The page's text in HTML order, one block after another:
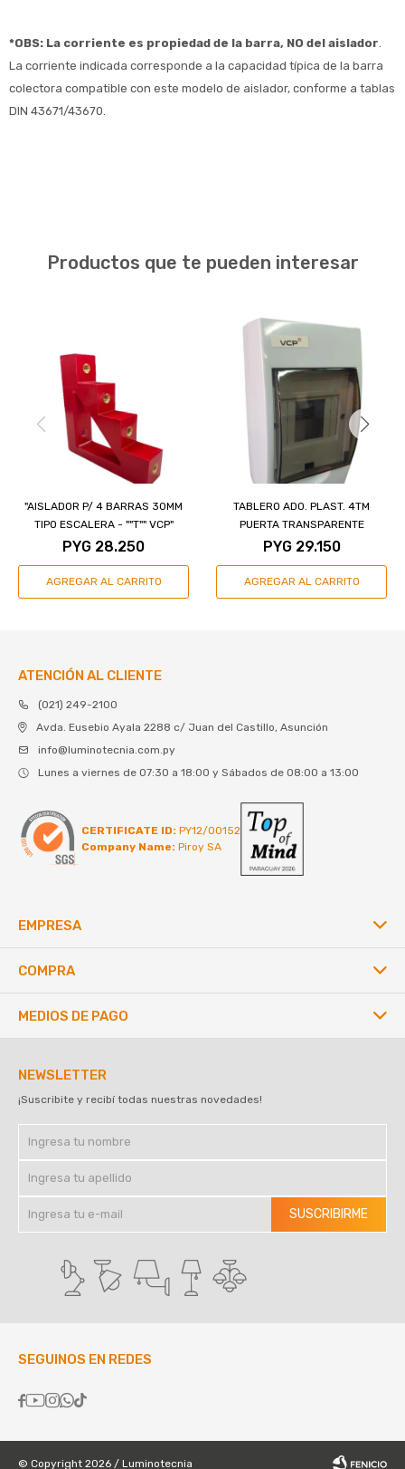
*OBS: La corriente es propiedad de la barra, NO del aislador.
La corriente indicada corresponde a la capacidad típica de la barra
colectora compatible con este modelo de aislador, conforme a tablas
DIN 43671/43670.
Productos que te pueden interesar
"AISLADOR P/ 4 BARRAS 30MM
TIPO ESCALERA - ""T"" VCP"
PYG 28.250
TABLERO ADO. PLAST. 4TM
PUERTA TRANSPARENTE
PYG 29.150
ATENCIÓN AL CLIENTE
(021) 249-2100
Avda. Eusebio Ayala 2288 c/ Juan del Castillo, Asunción
info@luminotecnia.com.py
Lunes a viernes de 07:30 a 18:00 y Sábados de 08:00 a 13:00
CERTIFICATE ID: PY12/00152
Company Name: Piroy SA
EMPRESA
COMPRA
NEWSLETTER
¡Suscribite y recibí todas nuestras novedades!
SUSCRIBIRME
SEGUINOS EN REDES

MEDIOS DE PAGO
© Copyright 2026 / Luminotecnia